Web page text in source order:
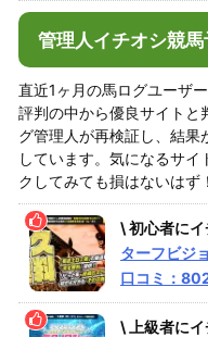
管理人イチオシ競馬
直近1ヶ月の馬ログユーザ
評判の中から優良サイトと
グ管理人が再検証し、結
しています。気になるサ
クしてみても損はないはず！
\ 初心者に
ターフビジ
口コミ：
\ 上級者に